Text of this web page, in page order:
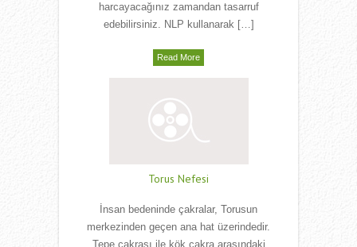
harcayacağınız zamandan tasarruf
edebilirsiniz. NLP kullanarak […]
Read More
Torus Nefesi
İnsan bedeninde çakralar, Torusun
merkezinden geçen ana hat üzerindedir.
Tepe çakrası ile kök çakra arasındaki